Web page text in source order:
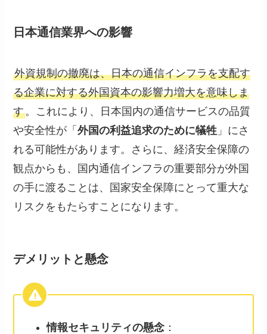
日本通信業界への影響
外資規制の撤廃は、日本の通信インフラを支配す
る企業に対する外国資本の影響力増大を意味しま
す。これにより、日本国内の通信サービスの品質
や安全性が「外国の利益追求のために犠牲 」にさ
れる可能性があります。さらに、経済安全保障の
観点からも、国内通信インフラの重要部分が外国
の手に渡ることは、国家安全保障にとって重大な
リスクをもたらすことになります。
デメリットと懸念
情報セキュリティの懸念 ：